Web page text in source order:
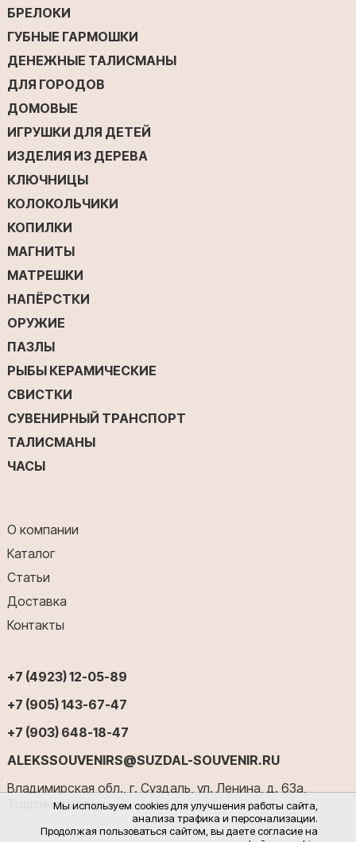
Мы используем cookies для улучшения работы сайта,
анализа трафика и персонализации.
Продолжая пользоваться сайтом, вы даете согласие на
БРЕЛОКИ
ГУБНЫЕ ГАРМОШКИ
ДЕНЕЖНЫЕ ТАЛИСМАНЫ
ДЛЯ ГОРОДОВ
ДОМОВЫЕ
ИГРУШКИ ДЛЯ ДЕТЕЙ
ИЗДЕЛИЯ ИЗ ДЕРЕВА
КЛЮЧНИЦЫ
КОЛОКОЛЬЧИКИ
КОПИЛКИ
МАГНИТЫ
МАТРЕШКИ
НАПЁРСТКИ
ОРУЖИЕ
ПАЗЛЫ
РЫБЫ КЕРАМИЧЕСКИЕ
СВИСТКИ
СУВЕНИРНЫЙ ТРАНСПОРТ
ТАЛИСМАНЫ
ЧАСЫ
О компании
Каталог
Статьи
Доставка
Контакты
+7 (4923) 12-05-89
+7 (905) 143-67-47
+7 (903) 648-18-47
ALEKSSOUVENIRS@SUZDAL-SOUVENIR.RU
Владимирская обл., г. Суздаль, ул. Ленина, д. 63а,
Торговые ряды